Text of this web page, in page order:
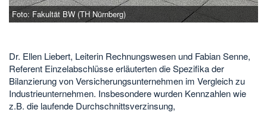
Foto: Fakultät BW (TH Nürnberg)
Dr. Ellen Liebert, Leiterin Rechnungswesen und Fabian Senne,
Referent Einzelabschlüsse erläuterten die Spezifika der
Bilanzierung von Versicherungsunternehmen im Vergleich zu
Industrieunternehmen. Insbesondere wurden Kennzahlen wie
z.B. die laufende Durchschnittsverzinsung,